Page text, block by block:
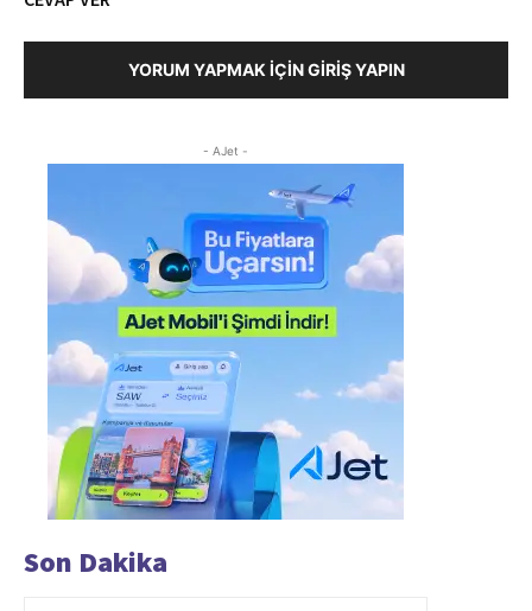
YORUM YAPMAK İÇIN GIRIŞ YAPIN
- AJet -
Son Dakika